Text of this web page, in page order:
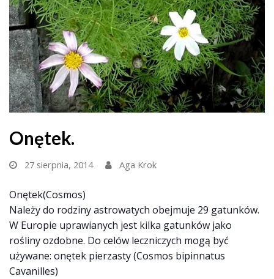
Onętek.
27 sierpnia, 2014 Aga Krok
Onętek(Cosmos)
Należy do rodziny astrowatych obejmuje 29 gatunków.
W Europie uprawianych jest kilka gatunków jako
rośliny ozdobne. Do celów leczniczych mogą być
używane: onętek pierzasty (Cosmos bipinnatus
Cavanilles)